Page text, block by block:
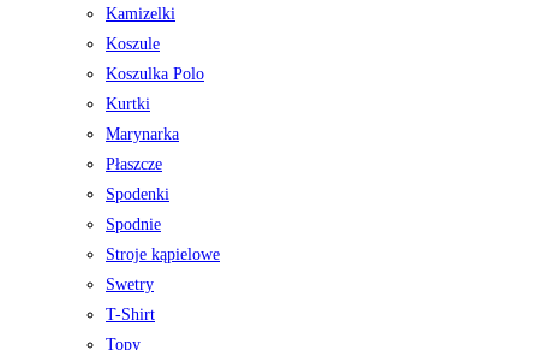
Kamizelki
Koszule
Koszulka Polo
Kurtki
Marynarka
Płaszcze
Spodenki
Spodnie
Stroje kąpielowe
Swetry
T-Shirt
Topy